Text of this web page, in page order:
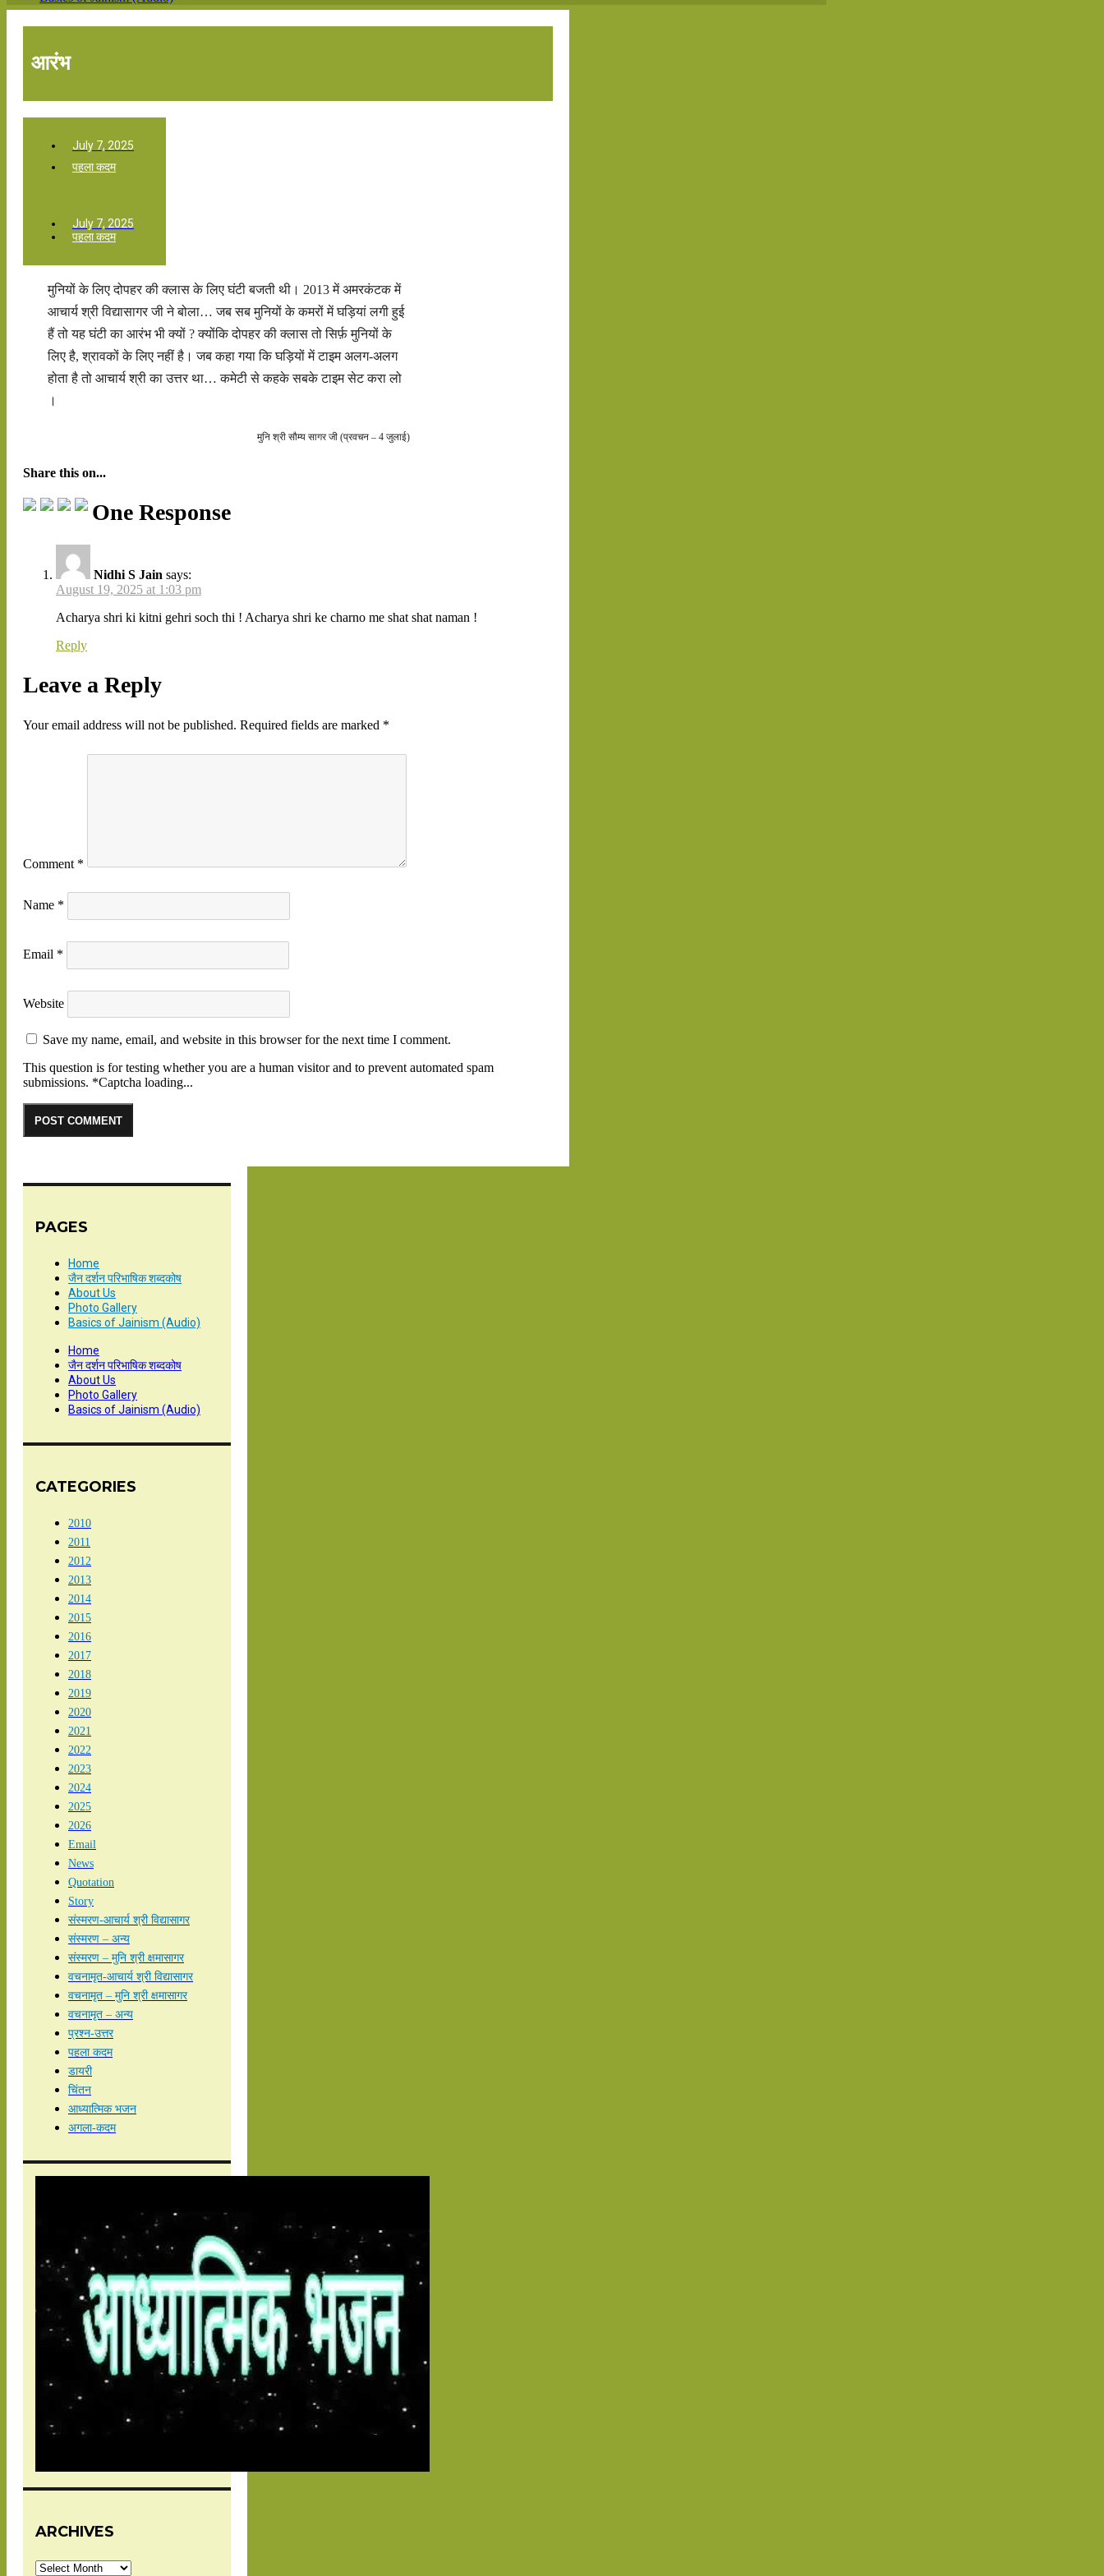
आरंभ
July 7, 2025
पहला कदम
July 7, 2025
पहला कदम
मुनियों के लिए दोपहर की क्लास के लिए घंटी बजती थी। 2013 में अमरकंटक में
आचार्य श्री विद्यासागर जी ने बोला… जब सब मुनियों के कमरों में घड़ियां लगी हुई
हैं तो यह घंटी का आरंभ भी क्यों ? क्योंकि दोपहर की क्लास तो सिर्फ़ मुनियों के
लिए है, श्रावकों के लिए नहीं है। जब कहा गया कि घड़ियों में टाइम अलग-अलग
होता है तो आचार्य श्री का उत्तर था… कमेटी से कहके सबके टाइम सेट करा लो
।
मुनि श्री सौम्य सागर जी (प्रवचन – 4 जुलाई)
Share this on...
One Response
Nidhi S Jain says:
August 19, 2025 at 1:03 pm
Acharya shri ki kitni gehri soch thi ! Acharya shri ke charno me shat shat naman !
Reply
Leave a Reply
Your email address will not be published. Required fields are marked *
Comment *
Name *
Email *
Website
Save my name, email, and website in this browser for the next time I comment.
This question is for testing whether you are a human visitor and to prevent automated spam
submissions. *Captcha loading...
PAGES
Home
जैन दर्शन परिभाषिक शब्दकोष
About Us
Photo Gallery
Basics of Jainism (Audio)
Home
जैन दर्शन परिभाषिक शब्दकोष
About Us
Photo Gallery
Basics of Jainism (Audio)
CATEGORIES
2010
2011
2012
2013
2014
2015
2016
2017
2018
2019
2020
2021
2022
2023
2024
2025
2026
Email
News
Quotation
Story
संस्मरण-आचार्य श्री विद्यासागर
संस्मरण – अन्य
संस्मरण – मुनि श्री क्षमासागर
वचनामृत-आचार्य श्री विद्यासागर
वचनामृत – मुनि श्री क्षमासागर
वचनामृत – अन्य
प्रश्न-उत्तर
पहला कदम
डायरी
चिंतन
आध्यात्मिक भजन
अगला-कदम
ARCHIVES
Archives